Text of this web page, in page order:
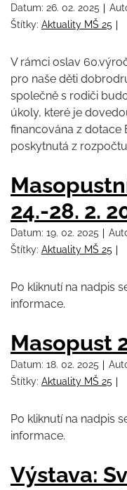
Datum: 26. 02. 2025
Štítky: Aktuality MŠ 25
V rámci oslav
pro naše děti
společně s rodiči
úkoly, které je
financována z dotace
poskytnutá z
24.-28. 2.
Datum: 19. 02. 2025
Štítky: Aktuality MŠ 25
Po kliknutí na nadpis
informace.
Masopust
Datum: 18. 02. 2025
Štítky: Aktuality MŠ 25
Po kliknutí na nadpis
informace.
Výstava: